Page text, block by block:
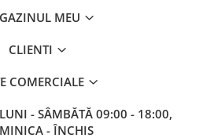
MEU
CLIENTI
COMERCIALE
LUNI - SÂMBĂTĂ 09:00 - 18:00,
- ÎNCHIS